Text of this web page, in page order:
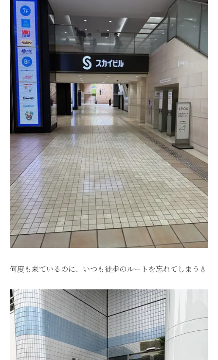
何度も来ているのに、いつも徒歩のルートを忘れてしまう💧